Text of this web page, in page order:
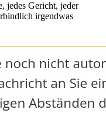
jedes Gericht, jeder
irgendwas